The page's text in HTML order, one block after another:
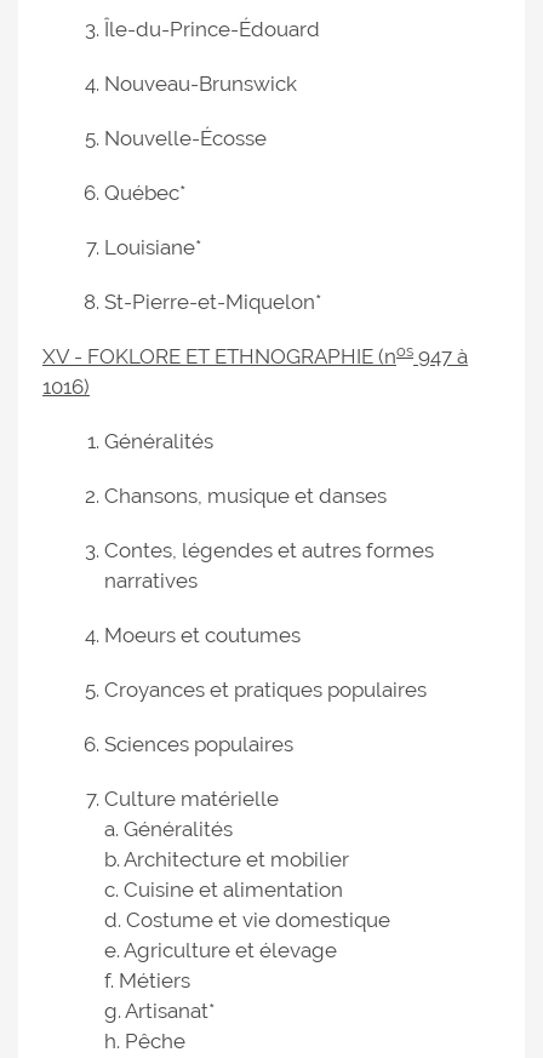
Île-du-Prince-Édouard
Nouveau-Brunswick
Nouvelle-Écosse
Québec*
Louisiane*
St-Pierre-et-Miquelon*
XV - FOKLORE ET ETHNOGRAPHIE (nos 947 à
1016)
Généralités
Chansons, musique et danses
Contes, légendes et autres formes
narratives
Moeurs et coutumes
Croyances et pratiques populaires
Sciences populaires
Culture matérielle
a. Généralités
b. Architecture et mobilier
c. Cuisine et alimentation
d. Costume et vie domestique
e. Agriculture et élevage
f. Métiers
g. Artisanat*
h. Pêche